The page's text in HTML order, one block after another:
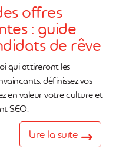
offres
: guide
de rêve
qui attireront les
définissez vos
en valeur votre culture et
SEO.
Lire la suite